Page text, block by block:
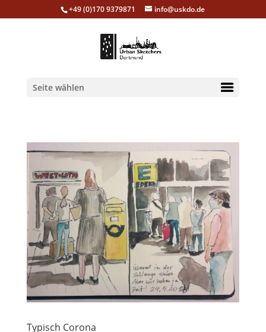
+49 (0)170 9379871 info@uskdo.de
Seite wählen
Typisch Corona